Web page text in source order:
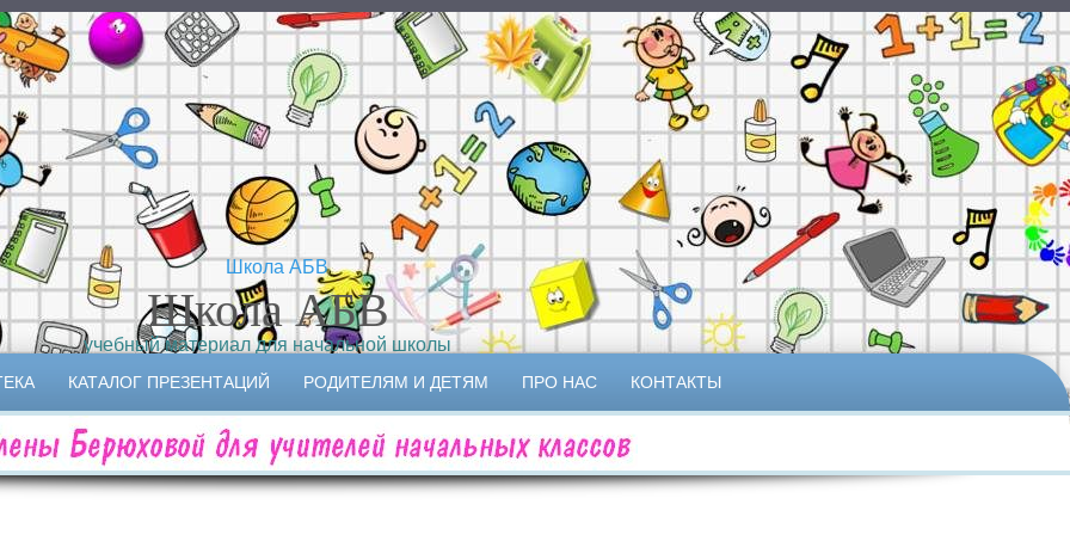
Школа АБВ
учебный материал для начальной школы
КАТАЛОГ ПРЕЗЕНТАЦИЙ РОДИТЕЛЯМ И ДЕТЯМ ПРО НАС КОНТАКТЫ